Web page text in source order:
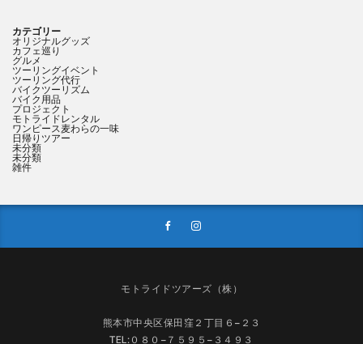
カテゴリー
オリジナルグッズ
カフェ巡り
グルメ
ツーリングイベント
ツーリング代行
バイクツーリズム
バイク用品
プロジェクト
モトライドレンタル
ワンピース麦わらの一味
日帰りツアー
未分類
未分類
雑件
モトライドツアーズ（株）
熊本市中央区保田窪２丁目６−２３
TEL:０８０−７５９５−３４９３